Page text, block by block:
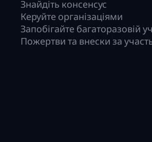
Знайдіть консенсус
Керуйте орга­нізаціями
Запобігайте багаторазовій
Пожертви та внески за